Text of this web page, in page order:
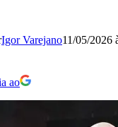
Igor Varejano11/05/2026
ao